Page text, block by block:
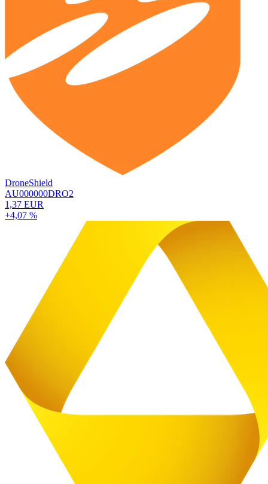
DroneShield
AU000000DRO2
1,37 EUR
+4,07 %